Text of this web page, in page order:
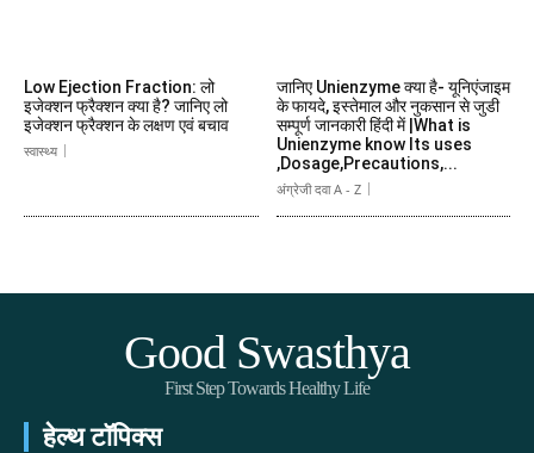
Low Ejection Fraction: लो
इजेक्शन फ्रैक्शन क्या है? जानिए लो
इजेक्शन फ्रैक्शन के लक्षण एवं बचाव
स्वास्थ्य
जानिए Unienzyme क्या है- यूनिएंजाइम
के फायदे, इस्तेमाल और नुकसान से जुडी
सम्पूर्ण जानकारी हिंदी में |What is
Unienzyme know Its uses
,Dosage,Precautions,...
अंग्रेजी दवा A - Z
Good Swasthya
First Step Towards Healthy Life
हेल्थ टॉपिक्स